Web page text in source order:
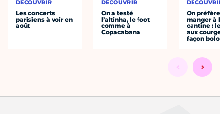
DÉCOUVRIR
Les concerts
parisiens à voir en
août
DÉCOUVRIR
On a testé
l’altinha, le foot
comme à
Copacabana
On préfère
manger à
cantine :
aux
façon